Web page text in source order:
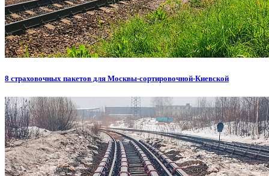
8 страховочных пакетов для Москвы-сортировочной-Киевской